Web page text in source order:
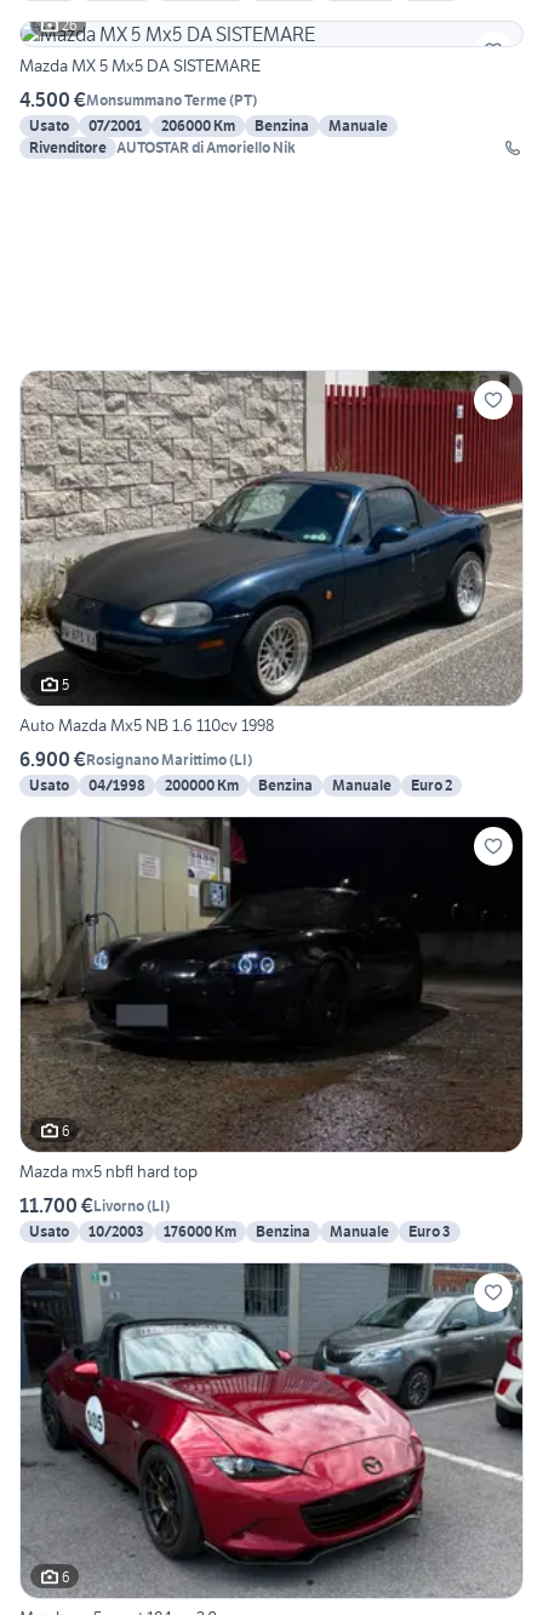
26
Mazda MX 5 Mx5 DA SISTEMARE
4.500 €Monsummano Terme(PT)
Usato
07/2001 206000 Km Benzina
Manuale
Rivenditore AUTOSTAR di Amoriello Nik
5
Auto Mazda Mx5 NB 1.6 110cv 1998
6.900 €Rosignano Marittimo(LI)
Usato
04/1998 200000 Km Benzina Manuale Euro 2
6
Mazda mx5 nbfl hard top
11.700 €Livorno(LI)
Usato
10/2003 176000 Km Benzina Manuale Euro 3
6